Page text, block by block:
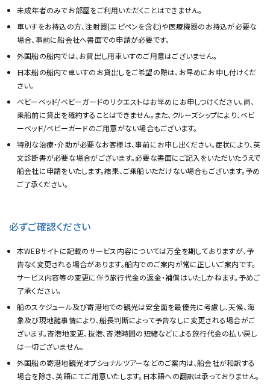
未成年者のみでお部屋をご利用いただくことはできません。
車いすをお持込の方、注射器(エピペンを含む)や医療機器のお持込が必要な
場合、事前に船会社へ書面での申請が必要です。
外国船の船内では、お貸出し用車いすのご用意はございません。
日本船の船内で車いすのお貸出しをご希望の際は、お早めにお申し付けくだ
さい。
ベビーベッド/ベビーガードのリクエストはお早めにお申しつけください。尚、
乗船前に貸出を確約することはできません。また、クルーズシップにより、ベビ
ーベッド/ベビーガードのご用意がない場合もございます。
特別な治療・介助が必要なお客様は、事前にお申し出ください。症状により、英
文診断書が必要な場合がございます。必要な書面にご記入をいただいたうえで
船会社に申請をいたします。結果、ご乗船いただけない場合もございます。予め
ご了承ください。
必ずご確認ください
本WEBサイトに記載のサービス内容については万全を期しておりますが、予
告なく変更される場合があります。船内でのご案内が常に正しいご案内です。
サービス内容等の変更に伴う旅行代金の返金・補償はいたしかねます。予めご
了承ください。
船のスケジュール及び寄港地での観光は安全面を最優先に考慮し、天候、海
象及び現地諸事情により、船長判断によって予告なしに変更される場合がご
ざいます。寄港地変更、抜港、寄港時間の短縮などによる旅行代金の払い戻し
は一切ございません。
外国船の寄港地観光オプショナルツアーなどのご案内は、船会社が和訳する
場合を除き、英語にてご用意いたします。日本語への翻訳は承っておりません。